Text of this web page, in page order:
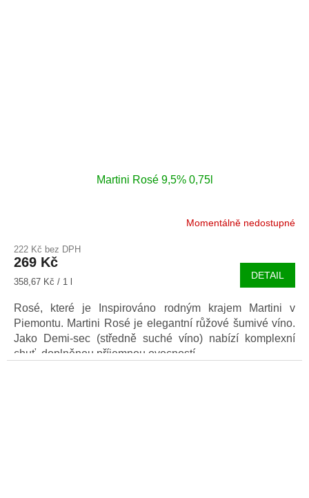
Martini Rosé 9,5% 0,75l
Momentálně nedostupné
222 Kč bez DPH
269 Kč
Měrná
358,67 Kč / 1 l
DETAIL
Rosé, které je Inspirováno rodným krajem Martini v
Piemontu. Martini Rosé je elegantní růžové šumivé víno.
Jako Demi-sec (středně suché víno) nabízí komplexní
chuť, doplněnou příjemnou ovocností.